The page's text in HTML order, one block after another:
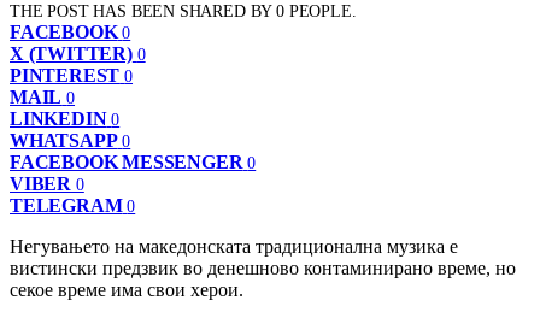
THE POST HAS BEEN SHARED BY0 PEOPLE.
FACEBOOK 0
X (TWITTER) 0
PINTEREST 0
MAIL 0
LINKEDIN 0
WHATSAPP 0
FACEBOOK MESSENGER 0
VIBER 0
TELEGRAM 0
Негувањето на македонската традиционална музика е
вистински предзвик во денешново контаминирано време, но
секое време има свои херои.